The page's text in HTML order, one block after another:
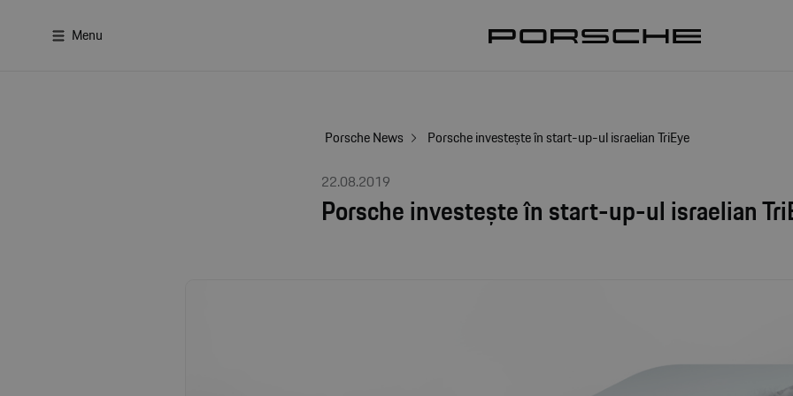
Menu
Porsche News
Porsche investește în start-up-ul israelian TriEye
22.08.2019
Porsche investește în start-up-ul israelian